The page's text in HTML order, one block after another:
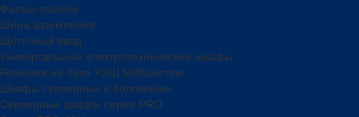
Фальш-панели
Шина заземления
Щеточный ввод
Универсальные электротехнические шкафы
Решения на базе УЭШ МИКсистем
Шкафы серверные и Колокейшн
Серверные шкафы серия PRO